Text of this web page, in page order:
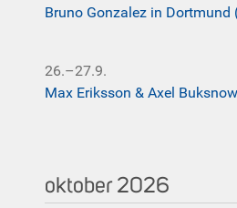
Bruno Gonzalez in Dortmund
26.–27.9.
Max Eriksson & Axel
oktober 2026